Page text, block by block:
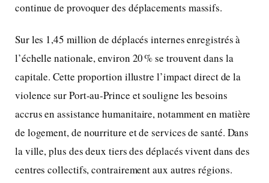
continue de provoquer des déplacements massifs.
Sur les 1,45 million de déplacés internes enregistrés à
l’échelle nationale, environ 20 % se trouvent dans la
capitale. Cette proportion illustre l’impact direct de la
violence sur Port‑au‑Prince et souligne les besoins
accrus en assistance humanitaire, notamment en matière
de logement, de nourriture et de services de santé. Dans
la ville, plus des deux tiers des déplacés vivent dans des
centres collectifs, contrairement aux autres régions.